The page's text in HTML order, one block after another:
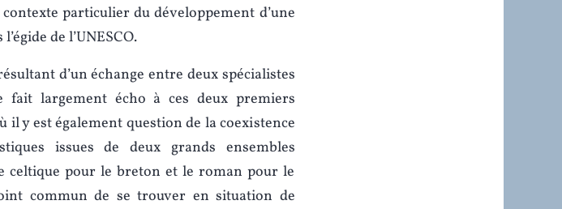
particulier du développement d’une
de l’UNESCO.
d’un échange entre deux spécialistes
fait largement écho à ces deux premiers
il y est également question de la coexistence
issues de deux grands ensembles
celtique pour le breton et le roman pour le
commun de se trouver en situation de